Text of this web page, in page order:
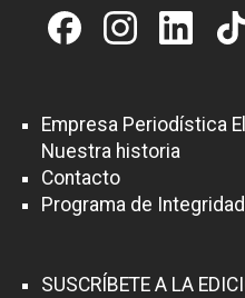
Empresa Periodística
Nuestra historia
Contacto
Programa de Integridad
SUSCRÍBETE A LA